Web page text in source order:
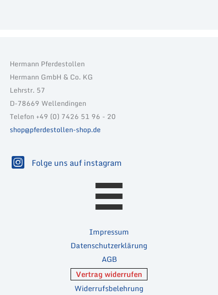
Hermann Pferdestollen
Hermann GmbH & Co. KG
Lehrstr. 57
D-78669 Wellendingen
Telefon +49 (0) 7426 51 96 - 20
shop@pferdestollen-shop.de
Folge uns auf instagram
Impressum
Datenschutzerklärung
AGB
Vertrag widerrufen
Widerrufsbelehrung